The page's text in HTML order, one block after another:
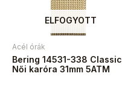
ELFOGYOTT
Acél órák
Bering 14531-338 Classic
Női karóra 31mm 5ATM